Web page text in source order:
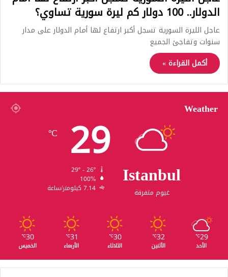
الدولار.. 100 دولار كم ليرة سورية تساوي؟
عاجل الليرة السورية تسجل أكبر ارتفاع لها أمام الدولار على مدار
سنوات وتفاجئ الجميع
أكمل القراءة »
Weather
Istanbul
غيوم متفرقة
29
℃
100%
7.14 كيلومتر/ساعة
29
℃
الأحد
32
℃
الأثنين
30
℃
الثلاثاء
31
℃
الأربعاء
30
℃
الخميس